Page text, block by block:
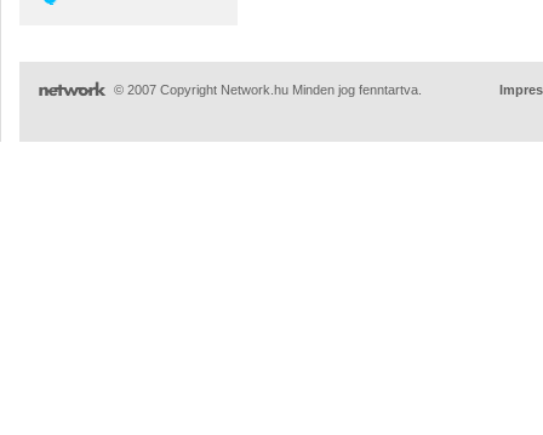
© 2007 Copyright Network.hu Minden jog fenntartva.